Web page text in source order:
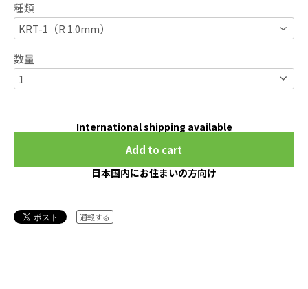
種類
数量
International shipping available
Add to cart
日本国内にお住まいの方向け
通報する